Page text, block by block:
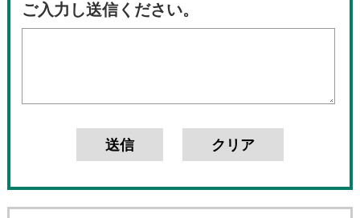
ご入力し送信ください。